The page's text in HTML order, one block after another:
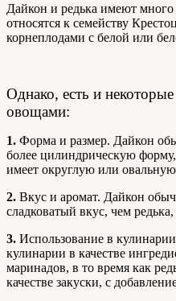
Дайкон и редька имеют много
относятся к семейству
корнеплодами с белой или
Однако, есть и
овощами:
1. Форма и размер. Дайкон
более цилиндрическую
имеет округлую или
2. Вкус и аромат. Дайкон
сладковатый вкус, чем
3. Использование в
кулинарии в качестве
маринадов, в то время как
качестве закуски, с